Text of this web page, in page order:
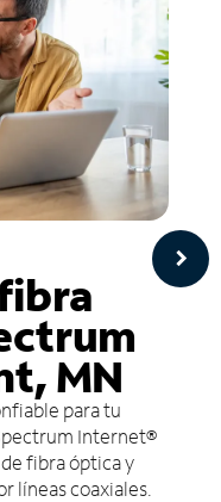
MN
para tu
Internet®
fibra óptica y
líneas coaxiales.